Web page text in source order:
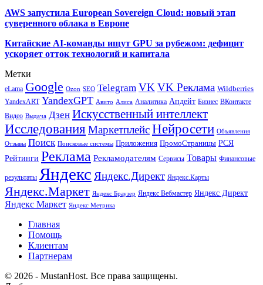
AWS запустила European Sovereign Cloud: новый этап
суверенного облака в Европе
Китайские AI-команды ищут GPU за рубежом: дефицит
ускоряет отток технологий и капитала
Метки
eLama Google Ozon SEO Telegram VK VK Реклама Wildberries
YandexART YandexGPT Авито Алиса Аналитика Апдейт Бизнес ВКонтакте
Видео Выдача Дзен Искусственный интеллект
Исследования МаркетплейсНейросети Объявления
Отзывы Поиск Поисковые системы Приложения ПромоСтраницы РСЯ
Рейтинги Реклама Рекламодателям Сервисы Товары Финансовые
результаты Яндекс Яндекс.Директ Яндекс.Карты
Яндекс.Маркет Яндекс Браузер Яндекс Вебмастер Яндекс Директ
Яндекс Маркет Яндекс Метрика
Главная
Помощь
Клиентам
Партнерам
© 2026 - MustanHost. Все права защищены.